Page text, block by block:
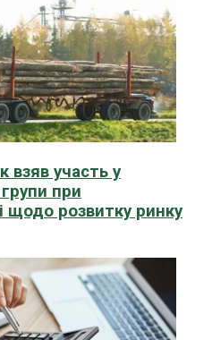
взяв участь у
групи при
щодо розвитку ринку